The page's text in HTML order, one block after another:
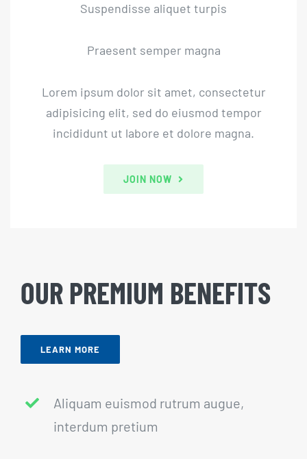
Suspendisse aliquet turpis
Praesent semper magna
Lorem ipsum dolor sit amet, consectetur
adipisicing elit, sed do eiusmod tempor
incididunt ut labore et dolore magna.
JOIN NOW
OUR PREMIUM BENEFITS
LEARN MORE
Aliquam euismod rutrum augue,
interdum pretium